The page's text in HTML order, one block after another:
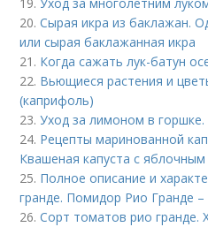
20.Сырая икра из баклажан.
или сырая баклажанная икра
21. Когда сажать лук-батун
22. Вьющиеся растения и
(каприфоль)
23.Уход за лимоном в
24. Рецепты маринованной
Квашеная капуста с яблочным
25. Полное описание и
гранде. Помидор Рио Гранде
26.Сорт томатов рио гранде.